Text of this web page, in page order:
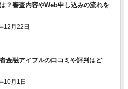
？審査内容やWeb申し込みの流れを
12月22日
金融アイフルの口コミや評判はど
10月1日